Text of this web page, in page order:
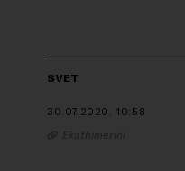
SVET
30.07.2020. 10:58
Ekathimerini